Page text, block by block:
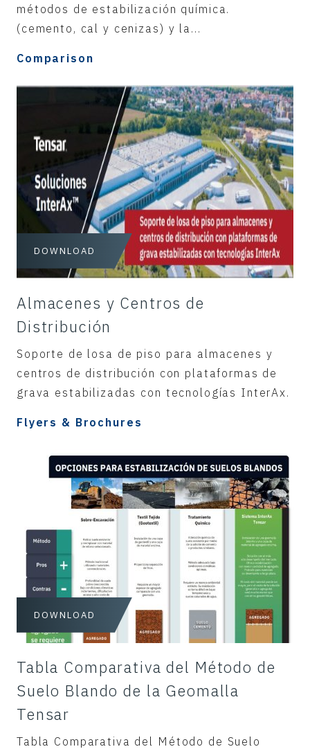
métodos de estabilización química.
(cemento, cal y cenizas) y la...
Comparison
DOWNLOAD
Almacenes y Centros de
Distribución
Soporte de losa de piso para almacenes y
centros de distribución con plataformas de
grava estabilizadas con tecnologías InterAx.
Flyers & Brochures
DOWNLOAD
Tabla Comparativa del Método de
Suelo Blando de la Geomalla
Tensar
Tabla Comparativa del Método de Suelo